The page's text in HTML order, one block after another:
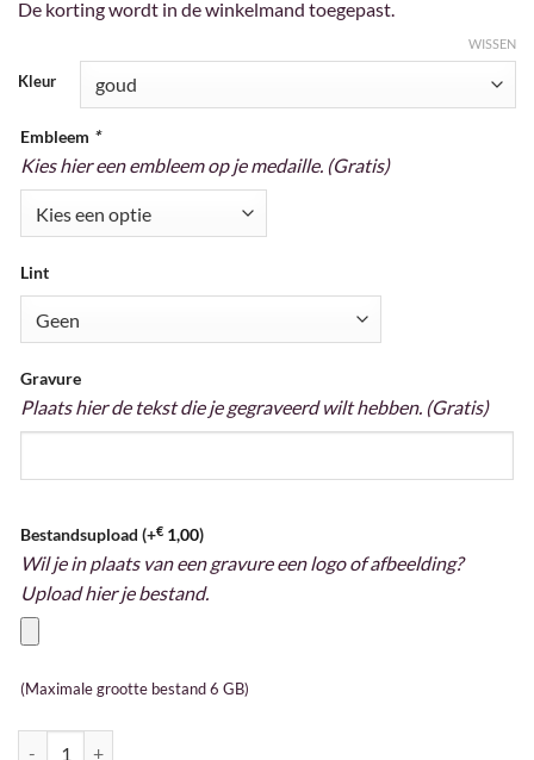
De korting wordt in de winkelmand toegepast.
Kleur
WISSEN
Embleem *
Kies hier een embleem op je medaille. (Gratis)
Lint
Gravure
Plaats hier de tekst die je gegraveerd wilt hebben. (Gratis)
Bestandsupload (+€ 1,00)
Wil je in plaats van een gravure een logo of afbeelding?
Upload hier je bestand.
(Maximale grootte bestand 6 GB)